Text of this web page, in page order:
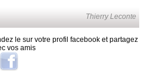
Thierry Leconte
le sur votre profil facebook et partagez
vos amis